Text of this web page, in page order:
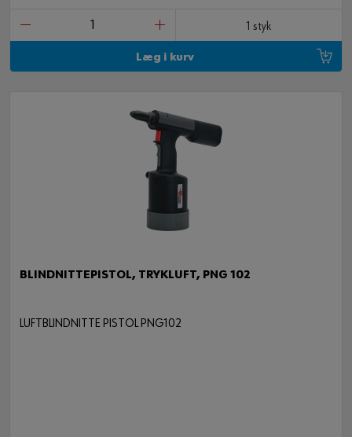
1 styk
Læg i kurv
BLINDNITTEPISTOL, TRYKLUFT, PNG 102
LUFTBLINDNITTE PISTOL PNG102